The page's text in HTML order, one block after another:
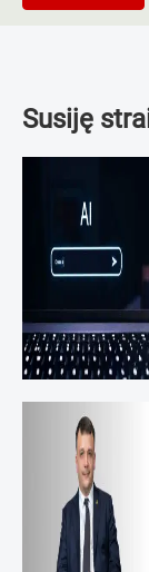
Susiję